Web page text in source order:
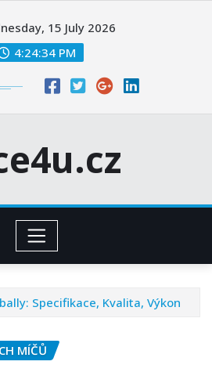
15 July 2026
4:24:35 PM
Specifikace, Kvalita, Výkon
MÍČŮ